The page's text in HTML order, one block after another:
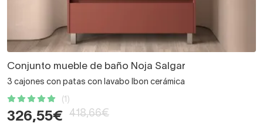
Conjunto mueble de baño Noja Salgar
3 cajones con patas con lavabo Ibon cerámica
(1)
326,55€ 418,66€